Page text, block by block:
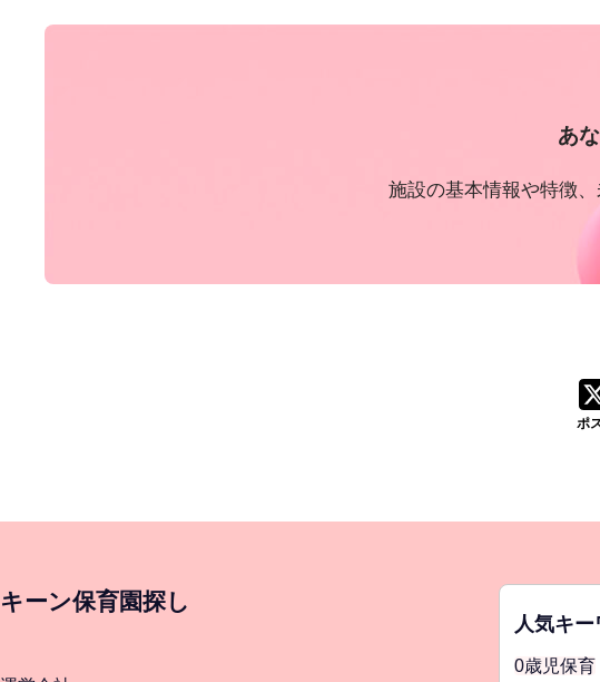
あ
施設の基本情報や特徴
ポ
キーン保育園探し
人気キー
0歳児保育